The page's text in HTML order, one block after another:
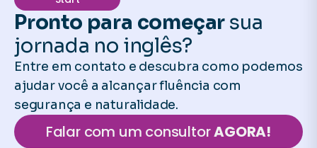
Pronto para começar sua
jornada no inglês?
Entre em contato e descubra como podemos
ajudar você a alcançar fluência com
segurança e naturalidade.
Falar com um consultorAGORA!